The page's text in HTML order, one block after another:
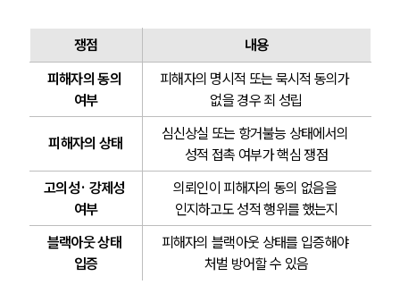
쟁점
내용
피해자의 동의
여부
피해자의 명시적 또는 묵시적 동의가
없을 경우 죄 성립
피해자의 상태
심신상실 또는 항거불능 상태에서의
성적 접촉 여부가 핵심 쟁점
고의성· 강제성
여부
의뢰인이 피해자의 동의 없음을
인지하고도 성적 행위를 했는지
블랙아웃 상태
입증
피해자의 블랙아웃 상태를 입증해야
처벌 방어할 수 있음